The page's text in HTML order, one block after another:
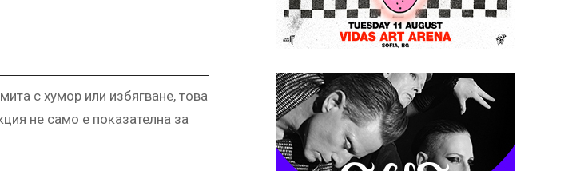
с хумор или избягване, това
не само е показателна за